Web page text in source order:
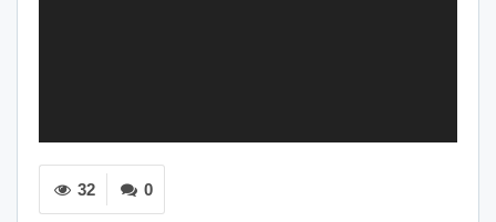
0
32